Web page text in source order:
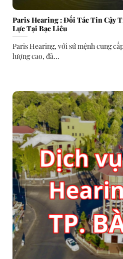
Paris Hearing : Đối Tác Tin Cậy
Lực Tại Bạc Liêu
Paris Hearing, với sứ mệnh cung
lượng cao, đã...